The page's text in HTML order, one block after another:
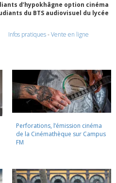
d’hypokhâgne option cinéma
du BTS audiovisuel du lycée
Infos pratiques-Vente en ligne
Perforations, l’émission cinéma
de la Cinémathèque sur Campus
FM